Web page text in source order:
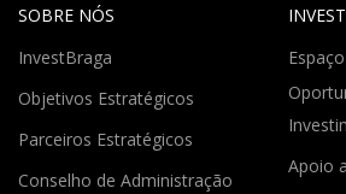
SOBRE NÓS
InvestBraga
Objetivos Estratégicos
Parceiros Estratégicos
Conselho de Administração
Apoio